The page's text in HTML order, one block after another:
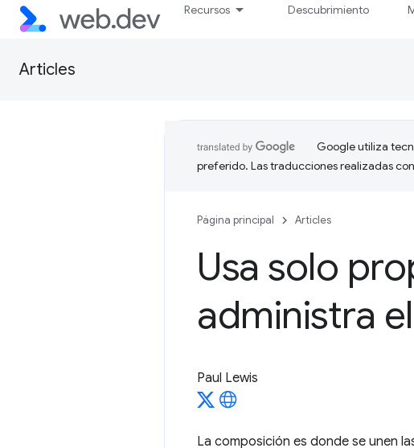
Recursos Descubrimiento
Articles
Google utiliza
preferido. Las traducciones realizadas
Página principal Articles
Usa solo
administra
Paul Lewis
La composición es donde se unen